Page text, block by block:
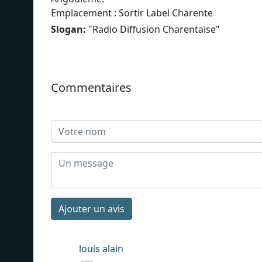
Emplacement : Sortir Label Charente
Slogan: "Radio Diffusion Charentaise"
Commentaires
Ajouter un avis
louis alain